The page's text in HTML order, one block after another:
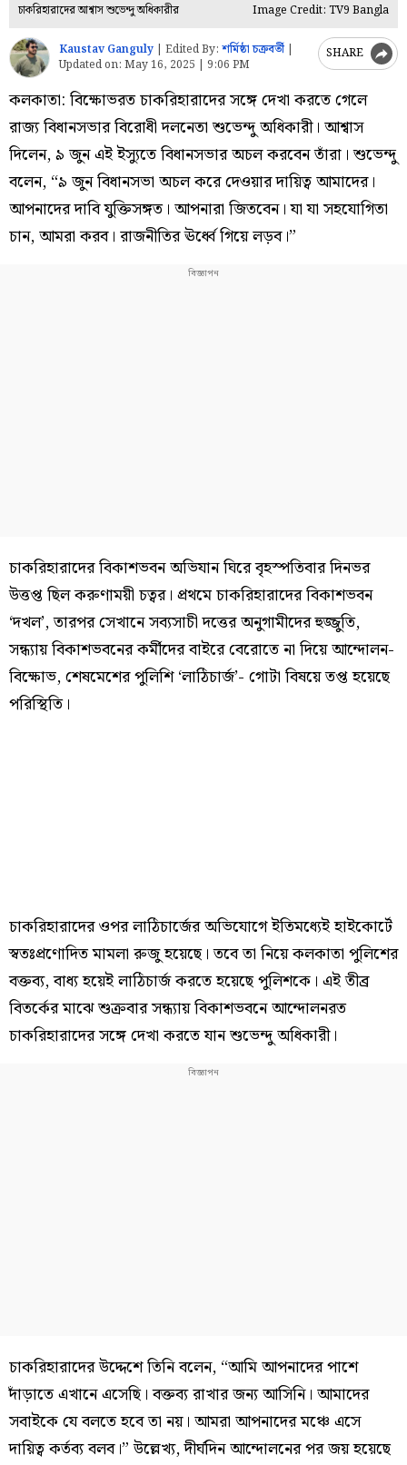
চাকরিহারাদের আশ্বাস শুভেন্দু অধিকারীর Image Credit: TV9 Bangla
Kaustav Ganguly Edited By: শর্মিষ্ঠা চক্রবর্তী
Updated on: May 16, 2025 | 9:06 PM
SHARE
কলকাতা: বিক্ষোভরত চাকরিহারাদের সঙ্গে দেখা করতে গেলে
রাজ্য বিধানসভার বিরোধী দলনেতা শুভেন্দু অধিকারী। আশ্বাস
দিলেন, ৯ জুন এই ইস্যুতে বিধানসভার অচল করবেন তাঁরা। শুভেন্দু
বলেন, “৯ জুন বিধানসভা অচল করে দেওয়ার দায়িত্ব আমাদের।
আপনাদের দাবি যুক্তিসঙ্গত। আপনারা জিতবেন। যা যা সহযোগিতা
চান, আমরা করব। রাজনীতির ঊর্ধ্বে গিয়ে লড়ব।”
চাকরিহারাদের বিকাশভবন অভিযান ঘিরে বৃহস্পতিবার দিনভর
উত্তপ্ত ছিল করুণাময়ী চত্বর। প্রথমে চাকরিহারাদের বিকাশভবন
‘দখল’, তারপর সেখানে সব্যসাচী দত্তের অনুগামীদের হুজ্জুতি,
সন্ধ্যায় বিকাশভবনের কর্মীদের বাইরে বেরোতে না দিয়ে আন্দোলন-
বিক্ষোভ, শেষমেশের পুলিশি ‘লাঠিচার্জ’- গোটা বিষয়ে তপ্ত হয়েছে
পরিস্থিতি।
চাকরিহারাদের ওপর লাঠিচার্জের অভিযোগে ইতিমধ্যেই হাইকোর্টে
স্বতঃপ্রণোদিত মামলা রুজু হয়েছে। তবে তা নিয়ে কলকাতা পুলিশের
বক্তব্য, বাধ্য হয়েই লাঠিচার্জ করতে হয়েছে পুলিশকে। এই তীব্র
বিতর্কের মাঝে শুক্রবার সন্ধ্যায় বিকাশভবনে আন্দোলনরত
চাকরিহারাদের সঙ্গে দেখা করতে যান শুভেন্দু অধিকারী।
চাকরিহারাদের উদ্দেশে তিনি বলেন, “আমি আপনাদের পাশে
দাঁড়াতে এখানে এসেছি। বক্তব্য রাখার জন্য আসিনি। আমাদের
সবাইকে যে বলতে হবে তা নয়। আমরা আপনাদের মঞ্চে এসে
দায়িত্ব কর্তব্য বলব।” উল্লেখ্য, দীর্ঘদিন আন্দোলনের পর জয় হয়েছে